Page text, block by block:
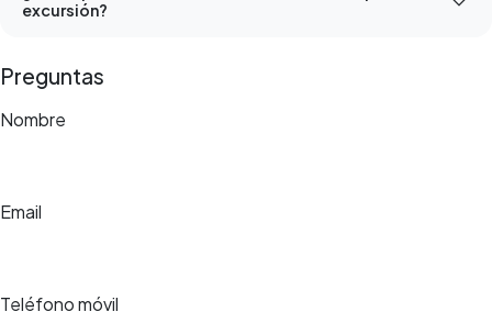
excursión?
Preguntas
Nombre
Email
Teléfono móvil